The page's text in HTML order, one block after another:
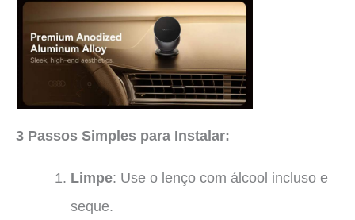
3 Passos Simples para Instalar:
Limpe: Use o lenço com álcool incluso e
seque.